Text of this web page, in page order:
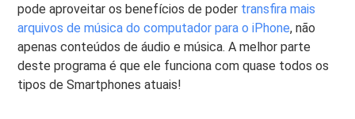
pode aproveitar os benefícios de poder transfira mais
arquivos de música do computador para o iPhone, não
apenas conteúdos de áudio e música. A melhor parte
deste programa é que ele funciona com quase todos os
tipos de Smartphones atuais!